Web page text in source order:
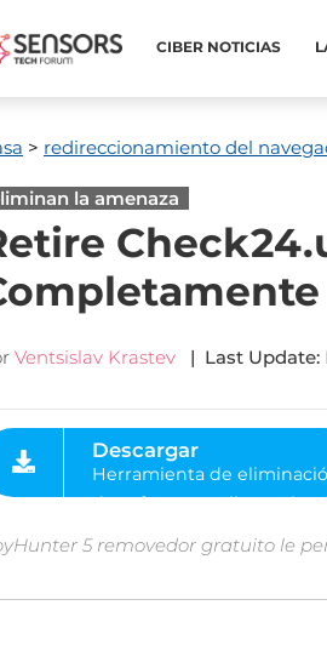
CIBER NOTICIAS
> redireccionamiento del
la amenaza
Ventsislav Krastev | Last Update:
Herramienta de eliminación
de software malintencionado
5 removedor gratuito le